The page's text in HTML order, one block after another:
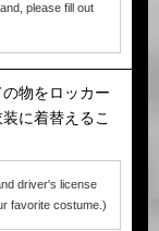
please fill out
物をロッカー
に着替えるこ
driver's license
favorite costume.)